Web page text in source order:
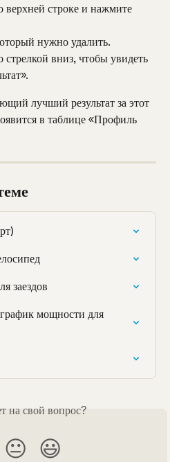
верхней строке и нажмите
нужно удалить.
вниз, чтобы увидеть
лучший результат за этот
в таблице «Профиль
заездов
мощности для
на свой вопрос?
😐 😃